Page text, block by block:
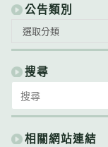
公告類別
類
別
選取分類
搜尋
for:
相關網站連結